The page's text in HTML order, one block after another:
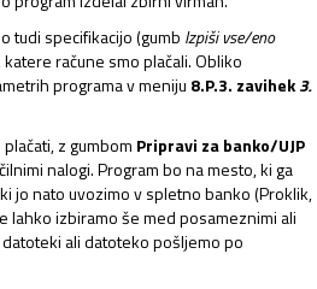
tudi specifikacijo (gumb Izpiši vse/eno
račune smo plačali. Obliko
programa v meniju 8.P.3. zavihek3.
z gumbom Pripravi za banko/UJP
nalogi. Program bo na mesto, ki ga
jo nato uvozimo v spletno banko (Proklik,
lahko izbiramo še med posameznimi ali
ali datoteko pošljemo po